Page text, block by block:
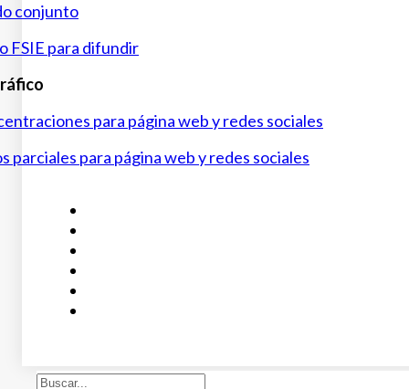
conjunto
FSIE para difundir
para página web y redes sociales
parciales para página web y redes sociales
Buscar